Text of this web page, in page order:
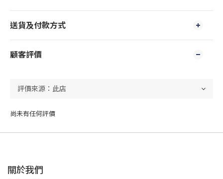
送貨及付款方式
顧客評價
尚未有任何評價
關於我們